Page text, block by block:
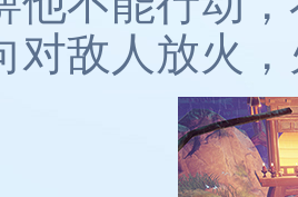
对敌人放火